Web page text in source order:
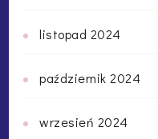
listopad 2024
październik 2024
wrzesień 2024